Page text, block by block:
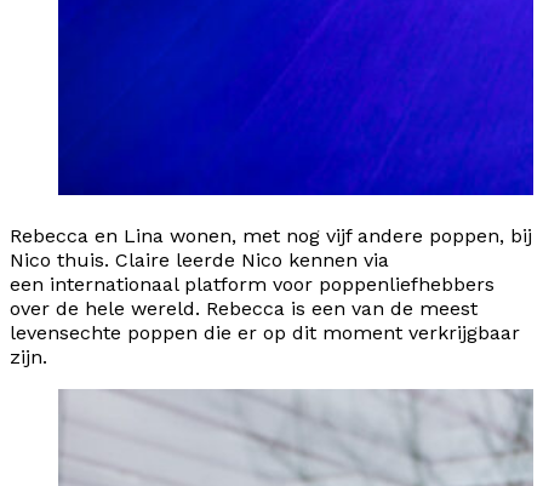
Rebecca en Lina wonen, met nog vijf andere poppen, bij
Nico thuis. Claire leerde Nico kennen via
een internationaal platform voor poppenliefhebbers
over de hele wereld. Rebecca is een van de meest
levensechte poppen die er op dit moment verkrijgbaar
zijn.